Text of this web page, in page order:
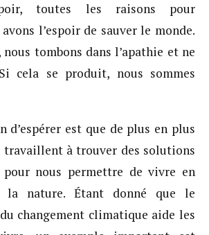
toutes les raisons pour
l’espoir de sauver le monde.
nous tombons dans l’apathie et ne
cela se produit, nous sommes
d’espérer est que de plus en plus
travaillent à trouver des solutions
pour nous permettre de vivre en
la nature. Étant donné que le
changement climatique aide les